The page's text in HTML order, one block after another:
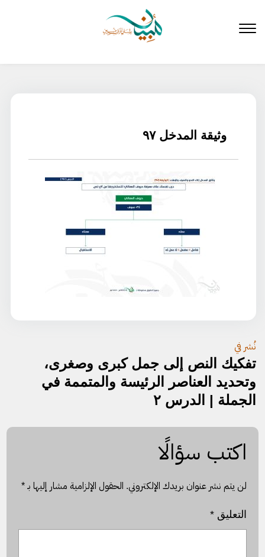
المحتوى
وثيقة المدخل ٩٧
تصفّح
المقالات
نُشر في
تفكيك النص إلى جمل كبرى وصغرى،
وتحديد العناصر الرئيسة والمتممة في
الجملة | الدرس ٢
اكتب سؤالًا
لن يتم نشر عنوان بريدك الإلكتروني. الحقول الإلزامية مشار إليها بـ*
التعليق*